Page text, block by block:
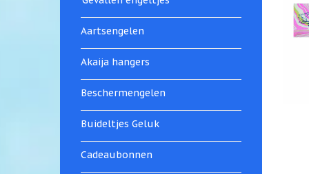
Aartsengelen
Akaija hangers
Beschermengelen
Buideltjes Geluk
Cadeaubonnen